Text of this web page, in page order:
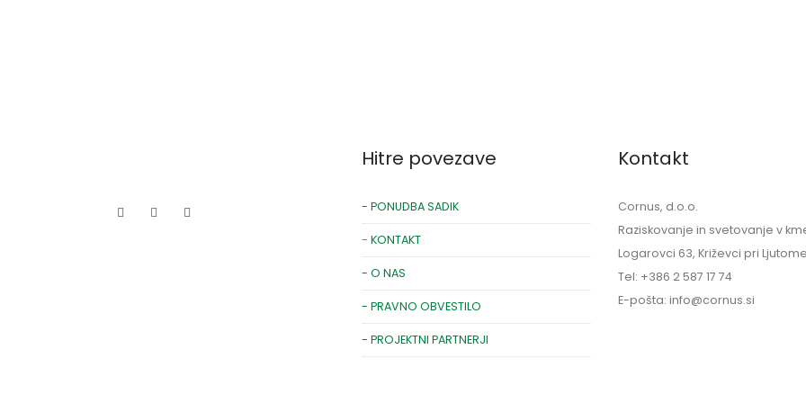
Hitre povezave
- PONUDBA SADIK
- KONTAKT
- O NAS
- PRAVNO OBVESTILO
- PROJEKTNI PARTNERJI
Kontakt
Cornus, d.o.o.
Raziskovanje in svetovanje v
Logarovci 63, Križevci pri
Tel: +386 2 587 17 74
E-pošta: info@cornus.si